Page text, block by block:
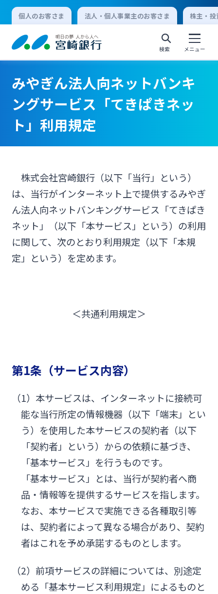
個人のお客さま 法人・個人事業主のお客さま 株主・
検索 メニュー
個人向けインターネットバンキング
ログオン
ログオン
みやぎんMikatanoシリーズ
ログオン
English
個人のお客さま
法人・個人事業主のお客さま
株主・投資家の皆さま
宮崎銀行について
ニュースリリース一覧
採用情報
みやぎん法人向ネットバンキ
ングサービス「てきぱきネッ
ト」利用規定
株式会社宮崎銀行（以下「当行」という）
は、当行がインターネット上で提供するみやぎ
ん法人向ネットバンキングサービス「てきぱき
ネット」（以下「本サービス」という）の利用
に関して、次のとおり利用規定（以下「本規
定」という）を定めます。
＜共通利用規定＞
第1条（サービス内容）
（1）本サービスは、インターネットに接続可
能な当行所定の情報機器（以下「端末」とい
う）を使用した本サービスの契約者（以下
「契約者」という）からの依頼に基づき、
「基本サービス」を行うものです。
「基本サービス」とは、当行が契約者へ商
品・情報等を提供するサービスを指します。
なお、本サービスで実施できる各種取引等
は、契約者によって異なる場合があり、契約
者はこれを予め承諾するものとします。
（2）前項サービスの詳細については、別途定
める「基本サービス利用規定」によるものと